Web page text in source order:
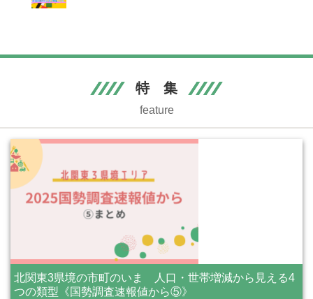
特 集
feature
北関東3県境の市町のいま 人口・世帯増減から見える4
つの類型《国勢調査速報値から⑤》